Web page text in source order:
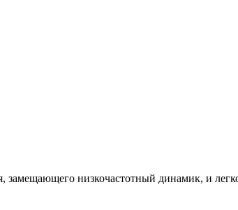
низкочастотный динамик, и